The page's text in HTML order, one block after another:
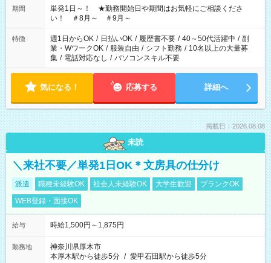
期間
単発1日～！ ★勤務開始日や期間はお気軽にご相談くださ
い！ ＃8月～ ＃9月～
特徴 週1日からOK / 日払いOK / 履歴書不要 / 40～50代活躍中 / 副
業・WワークOK / 服装自由 / シフト勤務 / 10名以上の大量募
集 / 電話対応なし / パソコンスキル不要
気になる！ 応募する 詳細へ
掲載日：2026.08.08
未読
＼来社不要／単発1日OK＊文房具の仕分け
派遣 職種未経験OK 社会人未経験OK 大学生歓迎
ブランクOK
WEB登録・面接OK
給与 時給1,500円～1,875円
勤務地
神奈川県厚木市
本厚木駅から徒歩5分 / 愛甲石田駅から徒歩5分